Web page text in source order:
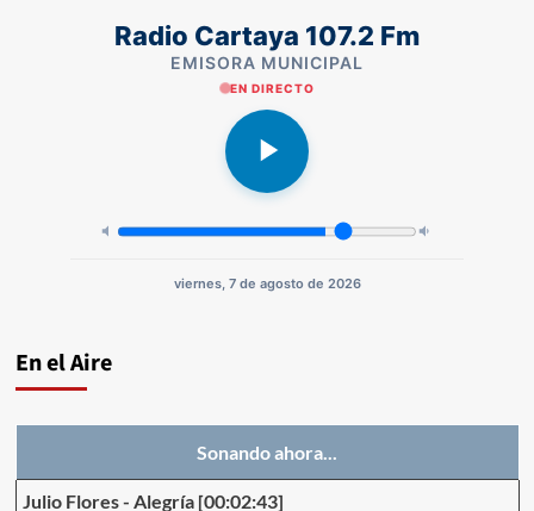
Radio Cartaya 107.2 Fm
EMISORA MUNICIPAL
EN DIRECTO
viernes, 7 de agosto de 2026
En el Aire
Sonando ahora...
Julio Flores- Alegría [00:02:43]